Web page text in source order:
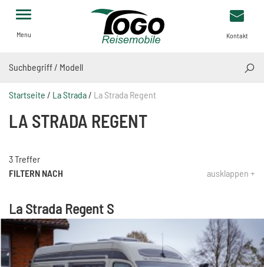
Menu Kontakt
Startseite / La Strada/ La Strada Regent
LA STRADA REGENT
FILTERN NACH ausklappen +
3 Treffer
La Strada Regent S